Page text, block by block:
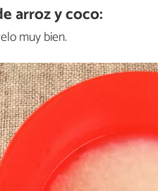
arroz y coco:
muy bien.